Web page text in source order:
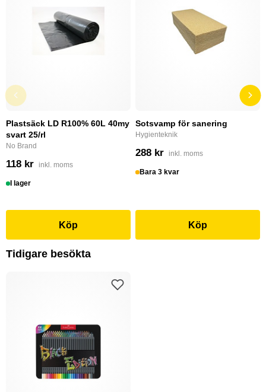
Plastsäck LD R100% 60L 40my
svart 25/rl
No Brand
118 kr inkl. moms
I lager
Köp
Sotsvamp för sanering
Hygienteknik
288 kr inkl. moms
Bara 3 kvar
Köp
Tidigare besökta